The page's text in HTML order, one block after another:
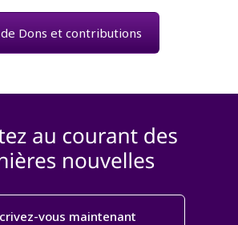
de Dons et contributions
vous maintenant